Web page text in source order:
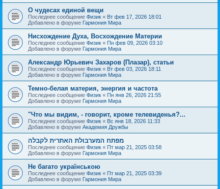
О чудесах единой вещи
Последнее сообщение Физик « Вт фев 17, 2026 18:01
Добавлено в форуме Гармония Мира
Нисхождение Духа, Восхождение Материи
Последнее сообщение Физик « Пн фев 09, 2026 03:10
Добавлено в форуме Гармония Мира
Александр Юрьевич Захаров (Плазар), статьи
Последнее сообщение Физик « Вт фев 03, 2026 18:11
Добавлено в форуме Гармония Мира
Темно-белая материя, энергия и частота
Последнее сообщение Физик « Пн янв 26, 2026 21:55
Добавлено в форуме Гармония Мира
"Что мы видим, - говорит, кроме телевиденья?...
Последнее сообщение Физик « Вс янв 18, 2026 11:33
Добавлено в форуме Академия Дружбы
מפתח המערבולת האתרית לקבלה
Последнее сообщение Физик « Пт мар 21, 2025 03:58
Добавлено в форуме Гармония Мира
Не багато українською
Последнее сообщение Физик « Пт мар 21, 2025 03:39
Добавлено в форуме Гармония Мира